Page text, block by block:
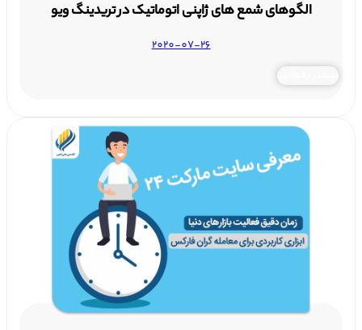
الگوهای شمع های ژاپنی اتوماتیک در تریدینگ ویو
2020-07-26
بیشتر بخوانید